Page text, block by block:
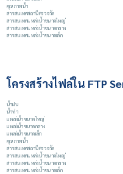
คุณภาพน้ำ
สารสนเทศสถานีตรวจวัด
สารสนเทศแหล่งน้ำขนาดใหญ่
สารสนเทศแหล่งน้ำขนาดกลาง
สารสนเทศแหล่งน้ำขนาดเล็ก
โครงสร้างไฟล์ใน FTP
น้ำฝน
น้ำท่า
แหล่งน้ำขนาดใหญ่
แหล่งน้ำขนาดกลาง
แหล่งน้ำขนาดเล็ก
คุณภาพน้ำ
สารสนเทศสถานีตรวจวัด
สารสนเทศแหล่งน้ำขนาดใหญ่
สารสนเทศแหล่งน้ำขนาดกลาง
สารสนเทศแหล่งน้ำขนาดเล็ก